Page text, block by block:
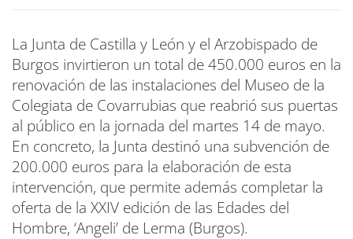
La Junta de Castilla y León y el Arzobispado de
Burgos invirtieron un total de 450.000 euros en la
renovación de las instalaciones del Museo de la
Colegiata de Covarrubias que reabrió sus puertas
al público en la jornada del martes 14 de mayo.
En concreto, la Junta destinó una subvención de
200.000 euros para la elaboración de esta
intervención, que permite además completar la
oferta de la XXIV edición de las Edades del
Hombre, ‘Angeli’ de Lerma (Burgos).